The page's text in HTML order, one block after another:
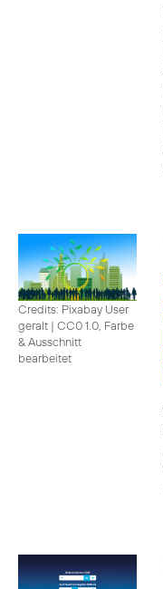
Credits: Pixabay User
geralt | CC0 1.0, Farbe
& Ausschnitt
bearbeitet